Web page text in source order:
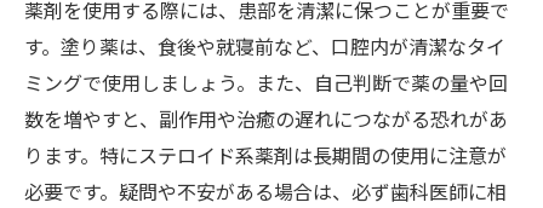
薬剤を使用する際には、患部を清潔に保つことが重要で
す。塗り薬は、食後や就寝前など、口腔内が清潔なタイ
ミングで使用しましょう。また、自己判断で薬の量や回
数を増やすと、副作用や治癒の遅れにつながる恐れがあ
ります。特にステロイド系薬剤は長期間の使用に注意が
必要です。疑問や不安がある場合は、必ず歯科医師に相